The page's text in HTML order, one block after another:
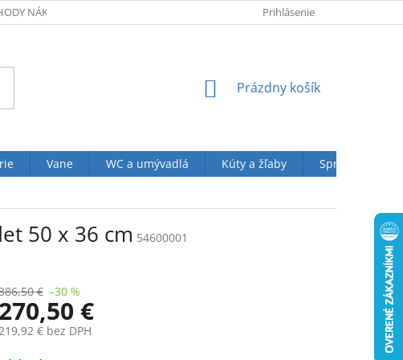
NÁKUPU U NÁS OBCHODNÉ PODMIENKY (VOP)Prihlásenie
NÁKUPNÝ
Prázdny košík
Vane WC a umývadlá Kúty a žľaby
Sprchové sety
50 x 36 cm 54600001
€ –30 %
270,50 €
€ bez DPH